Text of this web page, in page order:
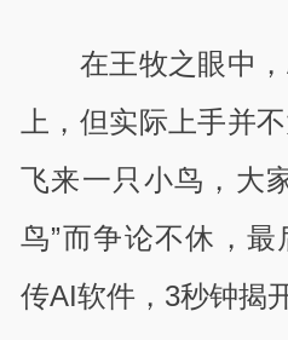
在王牧之眼中
上，但实际上手并
飞来一只小鸟，大
鸟”而争论不休，
传AI软件，3秒钟揭